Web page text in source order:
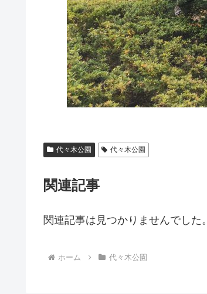
代々木公園 代々木公園
関連記事
関連記事は見つかりませんでした。
ホーム 代々木公園